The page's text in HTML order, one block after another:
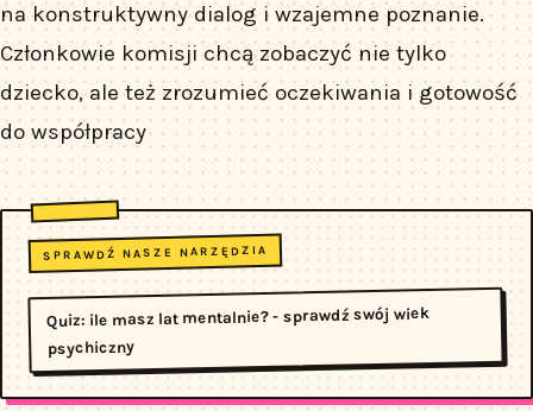
na konstruktywny dialog i wzajemne poznanie.
Członkowie komisji chcą zobaczyć nie tylko
dziecko, ale też zrozumieć oczekiwania i gotowość
do współpracy
SPRAWDŹ NASZE NARZĘDZIA
Quiz: ile masz lat mentalnie? - sprawdź swój wiek
psychiczny